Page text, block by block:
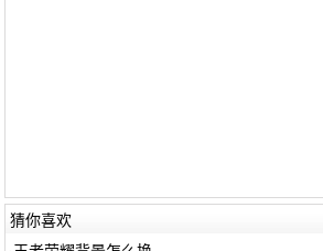
猜你喜欢